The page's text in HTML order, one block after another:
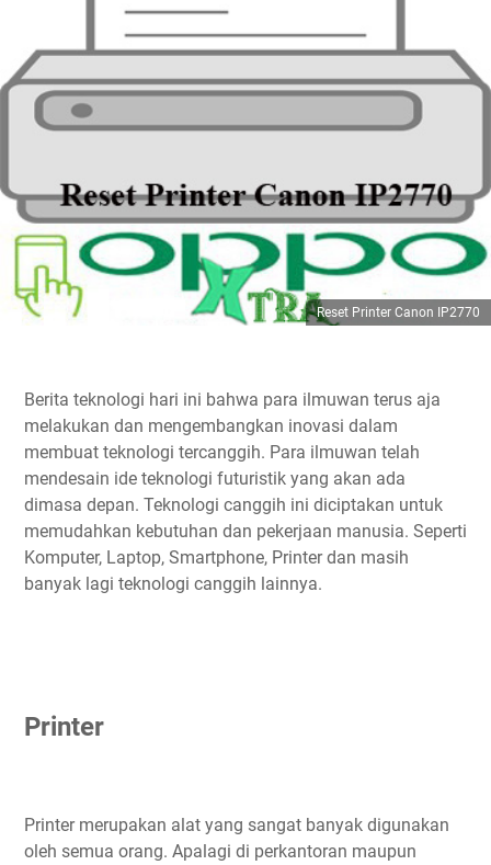
Reset Printer Canon IP2770
Berita teknologi hari ini bahwa para ilmuwan terus aja
melakukan dan mengembangkan inovasi dalam
membuat teknologi tercanggih. Para ilmuwan telah
mendesain ide teknologi futuristik yang akan ada
dimasa depan. Teknologi canggih ini diciptakan untuk
memudahkan kebutuhan dan pekerjaan manusia. Seperti
Komputer, Laptop, Smartphone, Printer dan masih
banyak lagi teknologi canggih lainnya.
Printer
Printer merupakan alat yang sangat banyak digunakan
oleh semua orang. Apalagi di perkantoran maupun